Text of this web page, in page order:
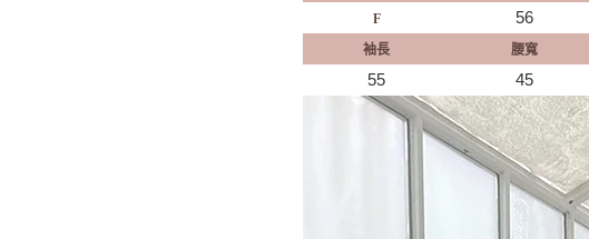
F 56
袖長
腰寬
55 45